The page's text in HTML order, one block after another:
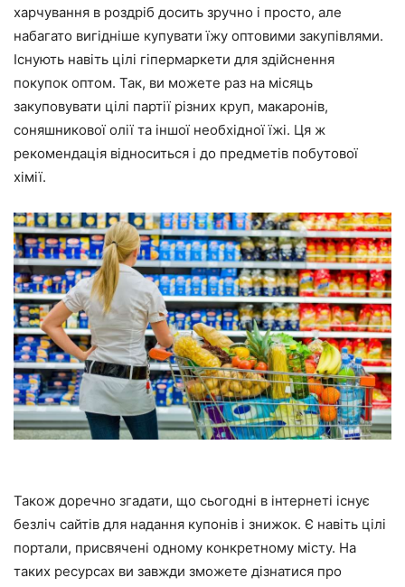
харчування в роздріб досить зручно і просто, але
набагато вигідніше купувати їжу оптовими закупівлями.
Існують навіть цілі гіпермаркети для здійснення
покупок оптом. Так, ви можете раз на місяць
закуповувати цілі партії різних круп, макаронів,
соняшникової олії та іншої необхідної їжі. Ця ж
рекомендація відноситься і до предметів побутової
хімії.
Також доречно згадати, що сьогодні в інтернеті існує
безліч сайтів для надання купонів і знижок. Є навіть цілі
портали, присвячені одному конкретному місту. На
таких ресурсах ви завжди зможете дізнатися про